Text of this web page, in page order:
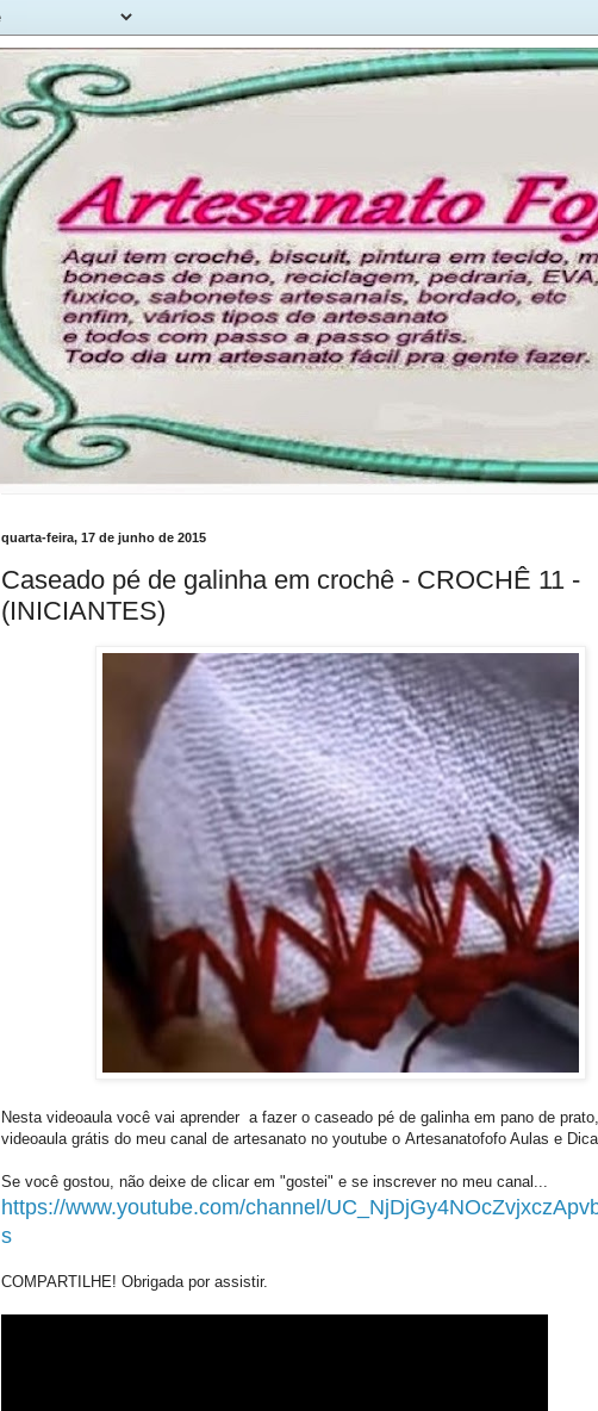
quarta-feira, 17 de junho de 2015
Caseado pé de galinha em crochê - CROCHÊ 11 -
(INICIANTES)
Nesta videoaula você vai aprender a fazer o caseado pé de galinha em pano de prato
videoaula grátis do meu canal de artesanato no youtube o Artesanatofofo Aulas e
Se você gostou, não deixe de clicar em "gostei" e se inscrever no meu canal...
https://www.youtube.com/channel/
s
COMPARTILHE! Obrigada por assistir.